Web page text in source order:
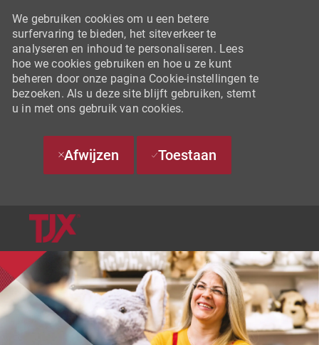
We gebruiken cookies om u een betere
surfervaring te bieden, het siteverkeer te
analyseren en inhoud te personaliseren. Lees
hoe we cookies gebruiken en hoe u ze kunt
beheren door onze pagina Cookie-instellingen te
bezoeken. Als u deze site blijft gebruiken, stemt
u in met ons gebruik van cookies.
Afwijzen Toestaan